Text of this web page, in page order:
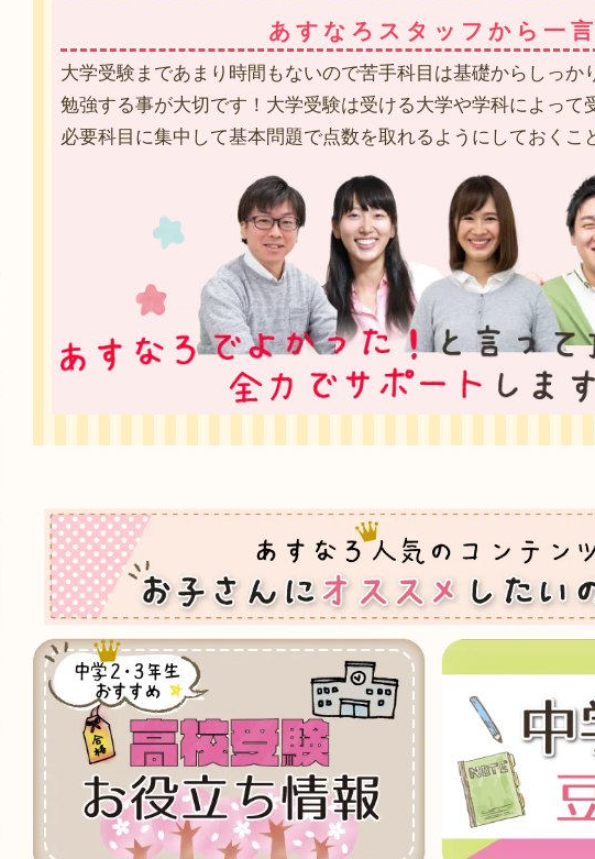
あすなろスタッフから一言
大学受験まであまり時間もないので苦手科目は基礎からしっか
勉強する事が大切です！大学受験は受ける大学や学科によって
必要科目に集中して基本問題で点数を取れるようにしておくこ